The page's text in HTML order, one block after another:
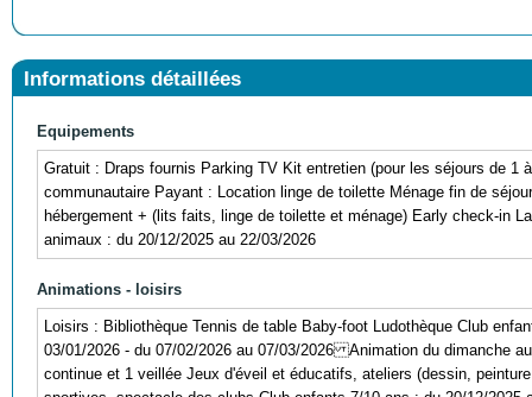
Informations détaillées
Equipements
Gratuit : Draps fournis Parking TV Kit entretien (pour les séjours de 1
communautaire Payant : Location linge de toilette Ménage fin de
hébergement + (lits faits, linge de toilette et ménage) Early check-in
animaux : du 20/12/2025 au 22/03/2026
Animations - loisirs
Loisirs : Bibliothèque Tennis de table Baby-foot Ludothèque Club
03/01/2026 - du 07/02/2026 au 07/03/2026 Animation du dimanche
continue et 1 veillée Jeux d'éveil et éducatifs, ateliers (dessin,